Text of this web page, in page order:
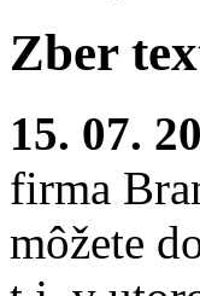
Zber
15. 07.
firma
môžete